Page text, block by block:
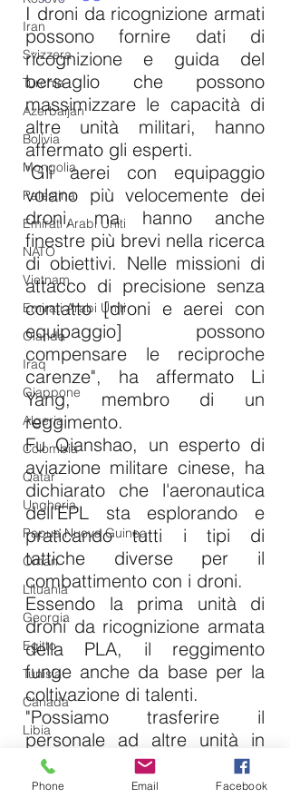
Iran
Svizzera
Turchia
Azerbaijan
Bolivia
Mongolia
Palestina
Emirati Arabi Uniti
NATO
Vietnam
Emirati Arabi Uniti
Olanda
Iraq
Giappone
Algeria
Colombia
Qatar
Ungheria
Papua Nuova Guinea
Oman
Lituania
Georgia
Egitto
Tunisia
Canada
Libia
Tagikistan
Turkmenistan
I droni da ricognizione armati
possono fornire dati di
ricognizione e guida del
bersaglio che possono
massimizzare le capacità di
altre unità militari, hanno
affermato gli esperti.
"Gli aerei con equipaggio
volano più velocemente dei
droni, ma hanno anche
finestre più brevi nella ricerca
di obiettivi. Nelle missioni di
attacco di precisione senza
contatto [droni e aerei con
equipaggio] possono
compensare le reciproche
carenze", ha affermato Li
Yang, membro di un
reggimento.
Fu Qianshao, un esperto di
aviazione militare cinese, ha
dichiarato che l'aeronautica
dell'EPL sta esplorando e
praticando tutti i tipi di
tattiche diverse per il
combattimento con i droni.
Essendo la prima unità di
droni da ricognizione armata
della PLA, il reggimento
funge anche da base per la
coltivazione di talenti.
"Possiamo trasferire il
personale ad altre unità in
modo completo e
sistematico, inclusi operatori
Phone Email Facebook